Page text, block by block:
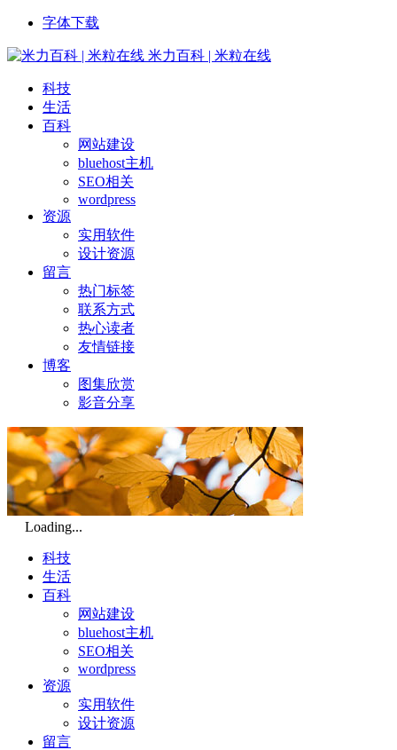
字体下载
米力百科 | 米粒在线
科技
生活
百科
网站建设
bluehost主机
SEO相关
wordpress
资源
实用软件
设计资源
留言
热门标签
联系方式
热心读者
友情链接
博客
图集欣赏
影音分享
Loading...
科技
生活
百科
网站建设
bluehost主机
SEO相关
wordpress
资源
实用软件
设计资源
留言